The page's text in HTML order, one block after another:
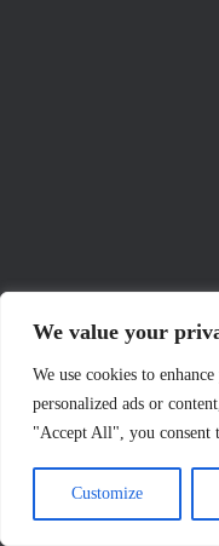
We value your
We use cookies to
personalized ads or
"Accept All", you consent
Customize